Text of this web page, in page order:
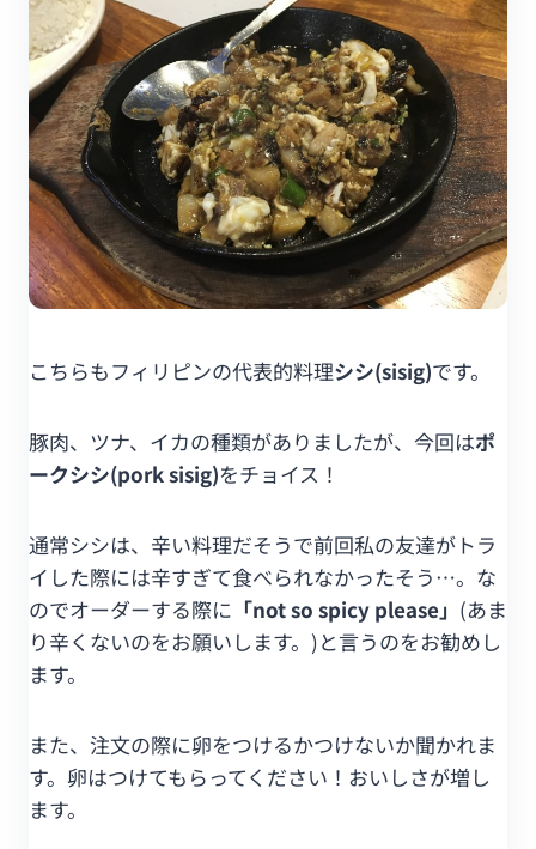
こちらもフィリピンの代表的料理シシ(sisig)です。
豚肉、ツナ、イカの種類がありましたが、今回はポ
ークシシ(pork sisig)をチョイス！
通常シシは、辛い料理だそうで前回私の友達がトラ
イした際には辛すぎて食べられなかったそう…。な
のでオーダーする際に 「not so spicy please」 (あま
り辛くないのをお願いします。)と言うのをお勧めし
ます。
また、注文の際に卵をつけるかつけないか聞かれま
す。卵はつけてもらってください！おいしさが増し
ます。